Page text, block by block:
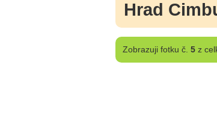
Hrad
Zobrazujifotku č. 5z